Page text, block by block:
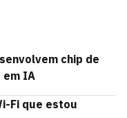
chip de
em IA
Fi que estou